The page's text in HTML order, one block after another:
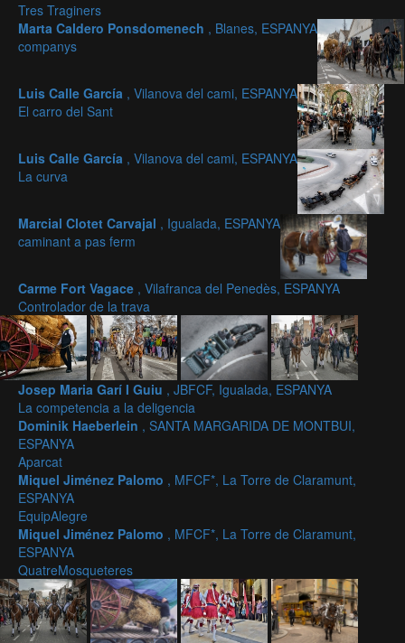
Tres Traginers
Marta Caldero Ponsdomenech , Blanes, ESPANYA
companys
Luis Calle García , Vilanova del cami, ESPANYA
El carro del Sant
Luis Calle García , Vilanova del cami, ESPANYA
La curva
Marcial Clotet Carvajal , Igualada, ESPANYA
caminant a pas ferm
Carme Fort Vagace , Vilafranca del Penedès, ESPANYA
Controlador de la trava
Josep Maria Garí I Guiu , JBFCF, Igualada, ESPANYA
La competencia a la deligencia
Dominik Haeberlein , SANTA MARGARIDA DE MONTBUI,
ESPANYA
Aparcat
Miquel Jiménez Palomo , MFCF*, La Torre de Claramunt,
ESPANYA
EquipAlegre
Miquel Jiménez Palomo , MFCF*, La Torre de Claramunt,
ESPANYA
QuatreMosqueteres